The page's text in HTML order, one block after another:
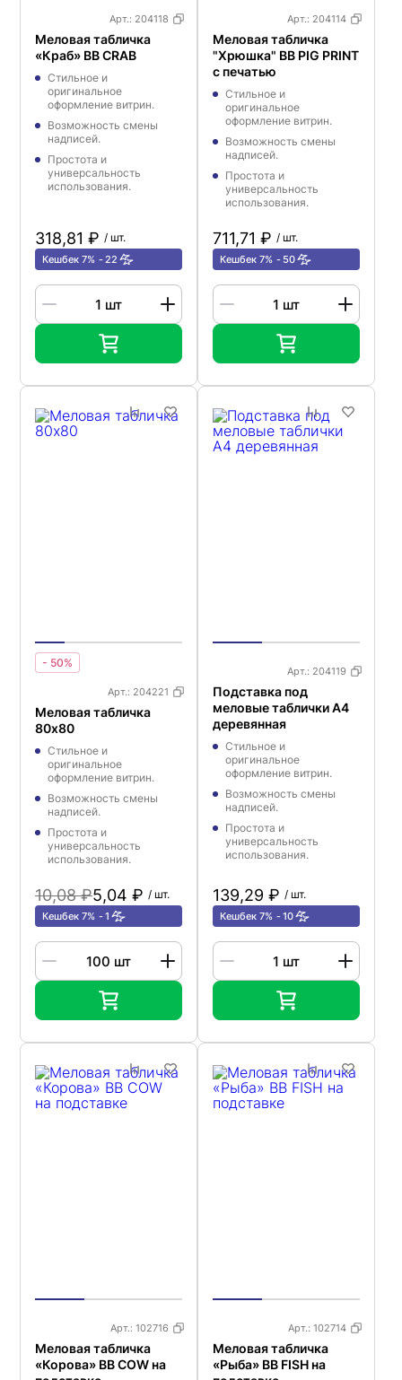
Арт.: 204118
Меловая табличка
«Краб» BB CRAB
Стильное и
оригинальное
оформление витрин.
Возможность смены
надписей.
Простота и
универсальность
использования.
318,81 ₽ / шт.
Кешбек 7% 22
Арт.: 204114
Меловая табличка
"Хрюшка" BB PIG PRINT
с печатью
Стильное и
оригинальное
оформление витрин.
Возможность смены
надписей.
Простота и
универсальность
использования.
711,71 ₽ / шт.
Кешбек 7% 50
- 50%
Арт.: 204221
Меловая табличка
80х80
Стильное и
оригинальное
оформление витрин.
Возможность смены
надписей.
Простота и
универсальность
использования.
10,08 ₽5,04 ₽ / шт.
Кешбек 7% 1
Арт.: 204119
Подставка под
меловые таблички А4
деревянная
Стильное и
оригинальное
оформление витрин.
Возможность смены
надписей.
Простота и
универсальность
использования.
139,29 ₽ / шт.
Кешбек 7% 10
Арт.: 102716
Меловая табличка
«Корова» BB COW на
Арт.: 102714
Меловая табличка
«Рыба» BB FISH на